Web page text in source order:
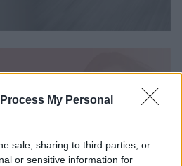
My Personal
sale, sharing to third parties, or
or sensitive information for